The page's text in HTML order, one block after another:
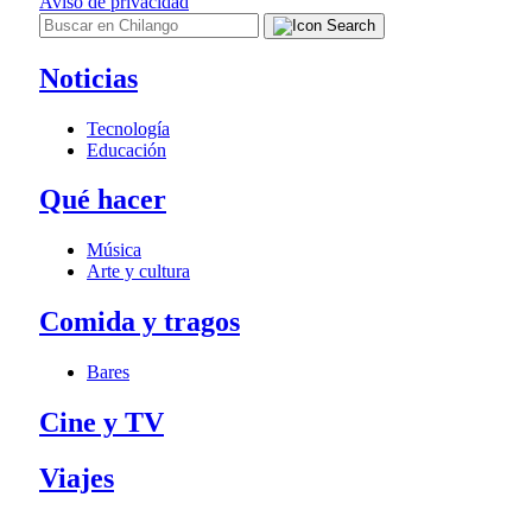
Noticias
Tecnología
Educación
Qué hacer
Música
Arte y cultura
Comida y tragos
Bares
Cine y TV
Viajes